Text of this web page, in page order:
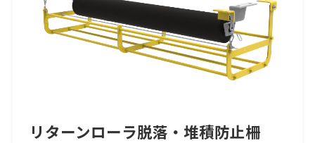
リターンローラ脱落・堆積防止柵